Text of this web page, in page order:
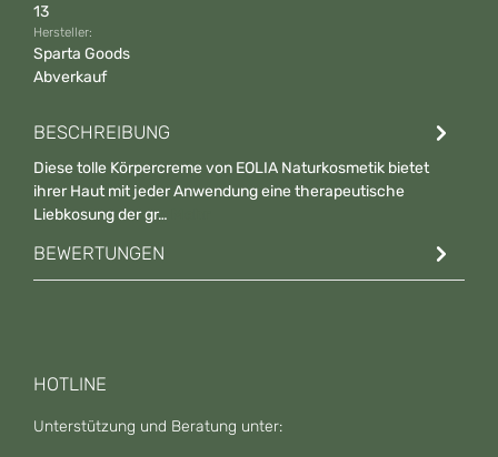
13
Hersteller:
Sparta Goods
Abverkauf
BESCHREIBUNG
Diese tolle Körpercreme von EOLIA Naturkosmetik bietet
ihrer Haut mit jeder Anwendung eine therapeutische
Liebkosung der gr…
BEWERTUNGEN
HOTLINE
Unterstützung und Beratung unter: